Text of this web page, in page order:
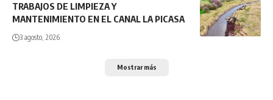
TRABAJOS DE LIMPIEZA Y
MANTENIMIENTO EN EL CANAL LA PICASA
3 agosto, 2026
Mostrar más